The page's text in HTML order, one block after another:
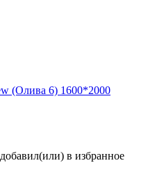
добавил(или) в избранное